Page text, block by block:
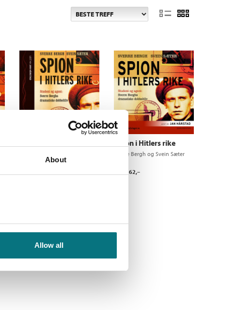
About
Allow all
Ikke medlem 349,–
Spion i Hitlers rike
Sverre Bergh og Svein Sæter
262,–